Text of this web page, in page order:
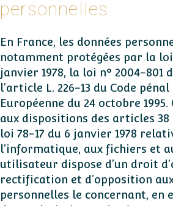
personnelles
En France, les données
notamment protégées par la loi
janvier 1978, la loi n° 2004-801
l’article L. 226-13 du Code
Européenne du 24 octobre
aux dispositions des articles
loi 78-17 du 6 janvier 1978
l’informatique, aux fichiers et
utilisateur dispose d’un droit
rectification et d’opposition
personnelles le concernant, en